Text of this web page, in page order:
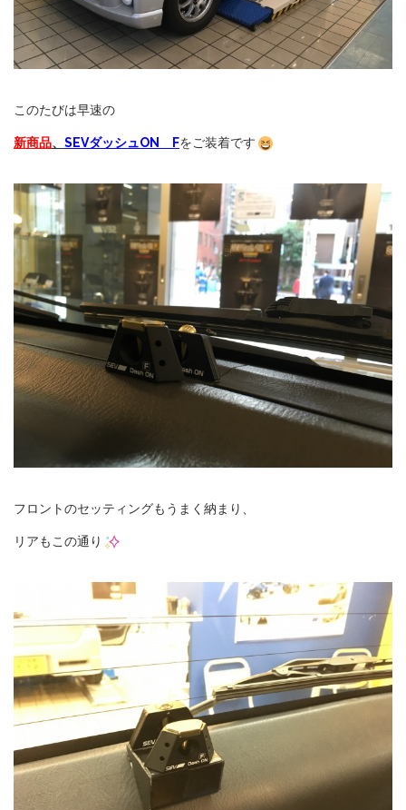
このたびは早速の
新商品、 SEVダッシュON Fをご装着です
フロントのセッティングもうまく納まり、
リアもこの通り